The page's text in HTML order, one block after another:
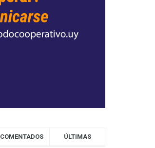
COMENTADOS ÚLTIMAS